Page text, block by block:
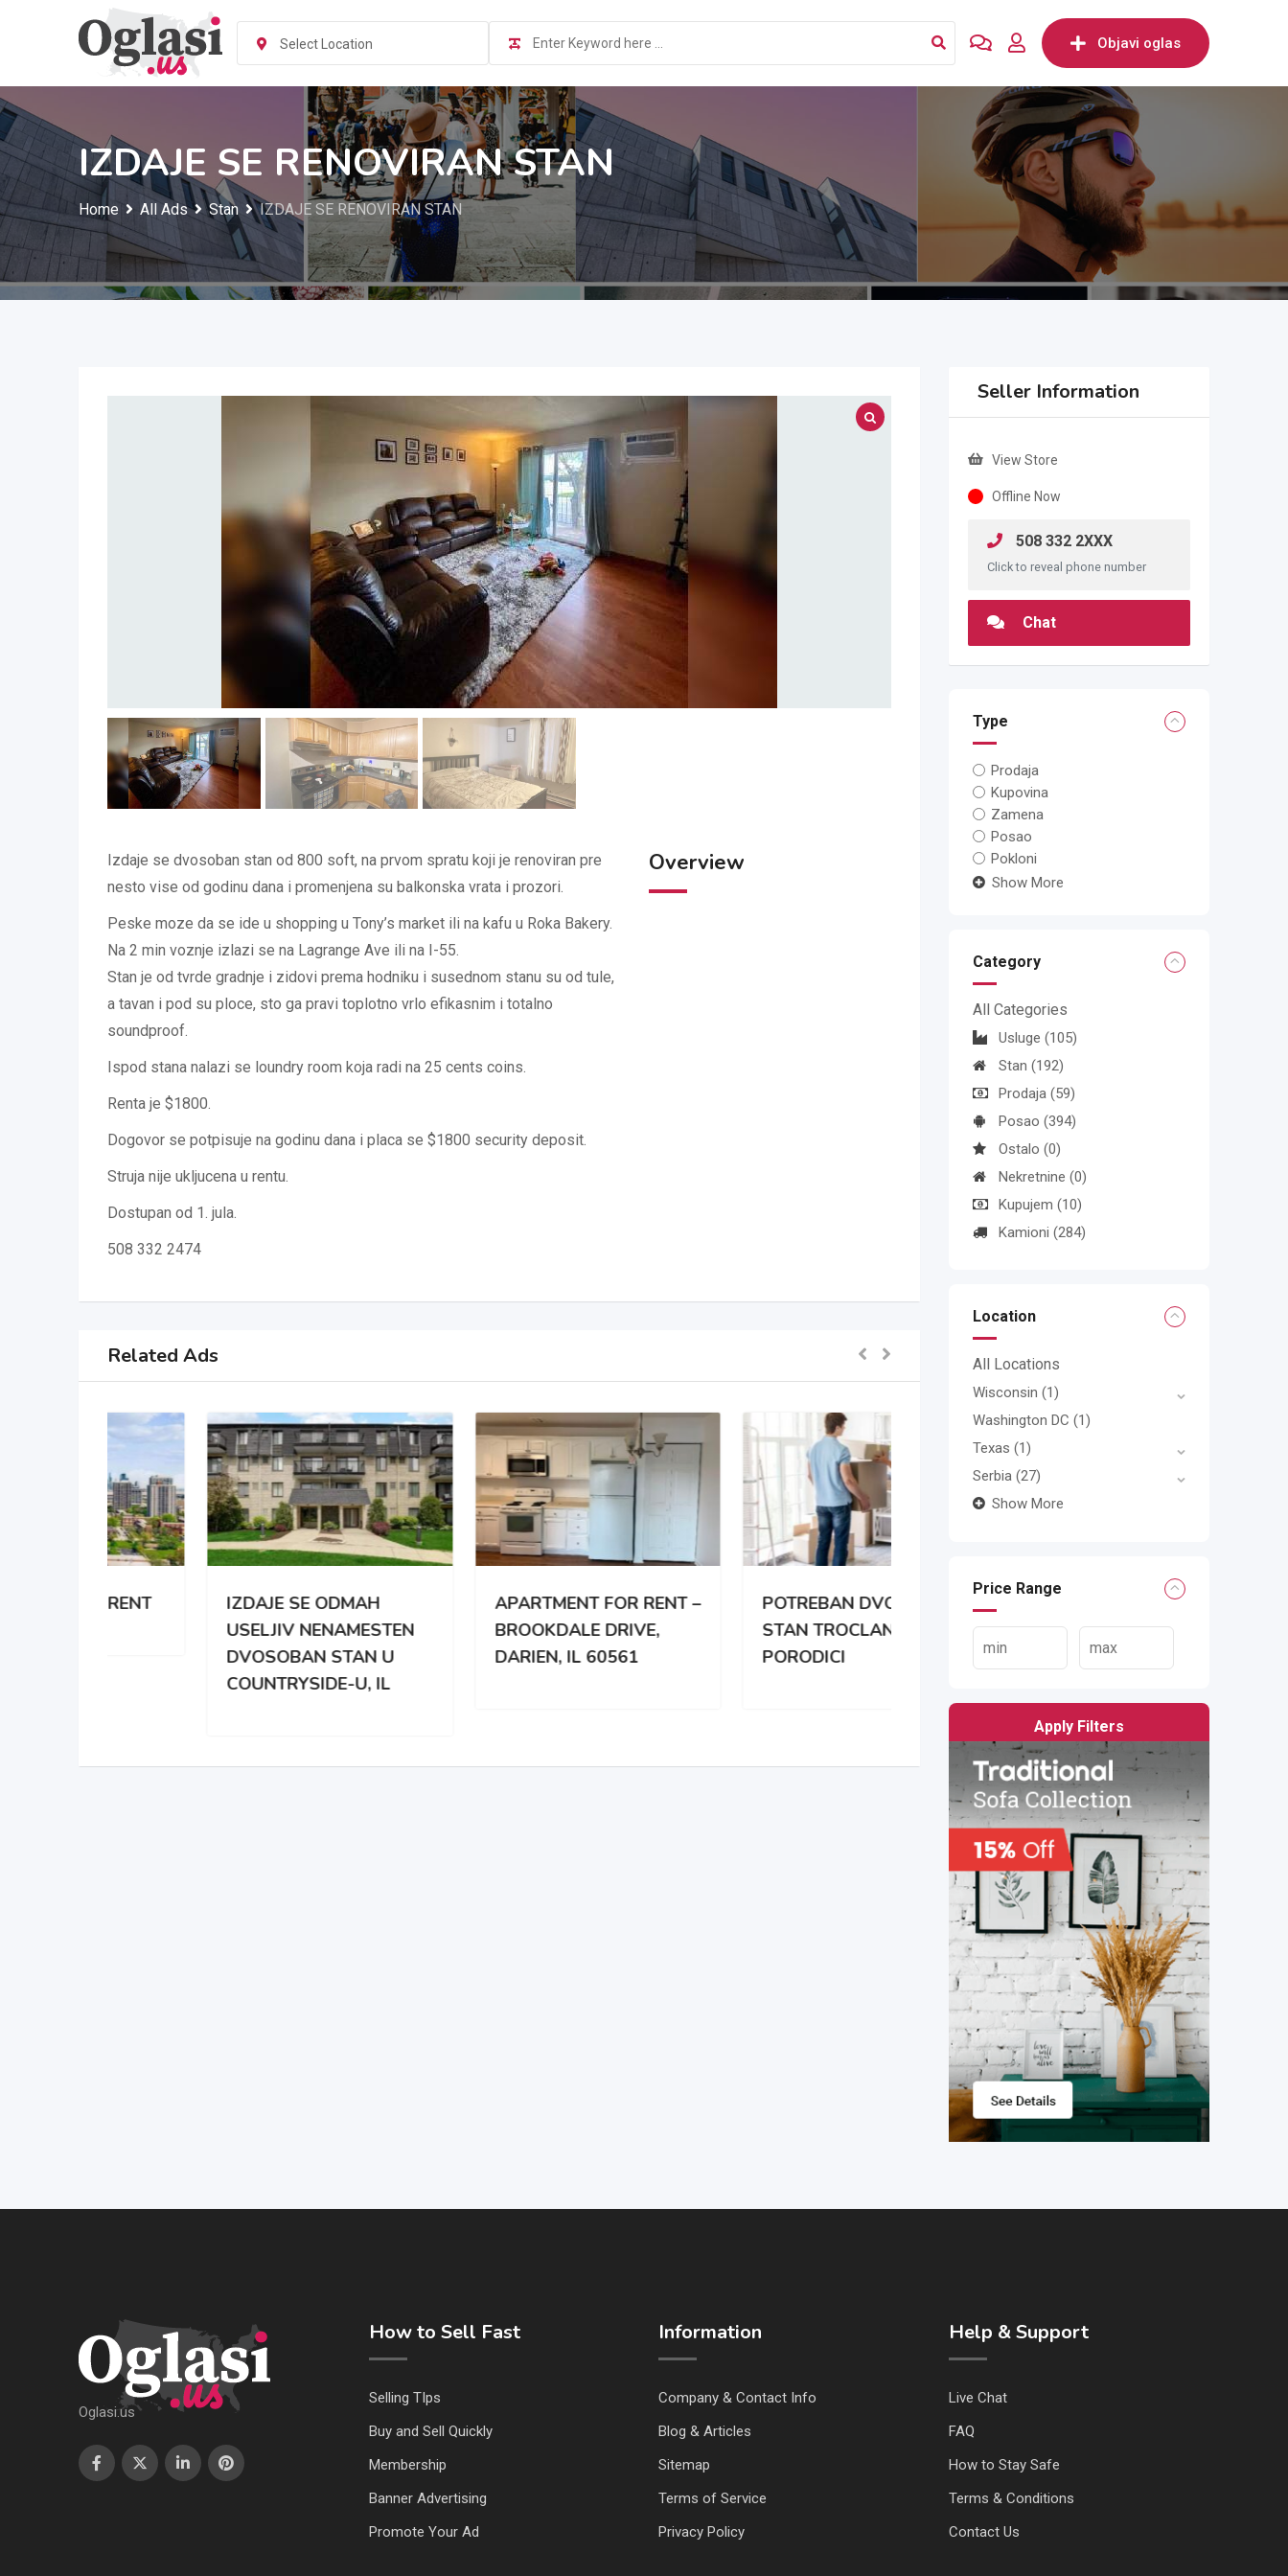
Select Location Objavi oglas
IZDAJE SE RENOVIRAN STAN
Home All Ads Stan IZDAJE SE RENOVIRAN STAN
Izdaje se dvosoban stan od 800 soft, na prvom spratu koji je renoviran pre
nesto vise od godinu dana i promenjena su balkonska vrata i prozori.
Peske moze da se ide u shopping u Tony’s market ili na kafu u Roka Bakery.
Na 2 min voznje izlazi se na Lagrange Ave ili na I-55.
Stan je od tvrde gradnje i zidovi prema hodniku i susednom stanu su od tule,
a tavan i pod su ploce, sto ga pravi toplotno vrlo efikasnim i totalno
soundproof.
Ispod stana nalazi se loundry room koja radi na 25 cents coins.
Renta je $1800.
Dogovor se potpisuje na godinu dana i placa se $1800 security deposit.
Struja nije ukljucena u rentu.
Dostupan od 1. jula.
508 332 2474
Overview
Related Ads
IZDAJE SE ODMAH
USELJIV NENAMESTEN
DVOSOBAN STAN U
COUNTRYSIDE-U, IL
APARTMENT FOR RENT –
BROOKDALE DRIVE,
DARIEN, IL 60561
POTREBAN DVOSOBAN
STAN TROCLANOJ
Seller Information
View Store
Offline Now
508 332 2XXX
Click to reveal phone number
Chat
Type
Prodaja
Kupovina
Zamena
Posao
Pokloni
Show More
Category
All Categories
Usluge (105)
Stan (192)
Prodaja (59)
Posao (394)
Ostalo (0)
Nekretnine (0)
Kupujem (10)
Kamioni (284)
Location
All Locations
Wisconsin (1)
Washington DC (1)
Texas (1)
Serbia (27)
Show More
Price Range
Apply Filters
Oglasi.us
How to Sell Fast
Selling TIps
Buy and Sell Quickly
Membership
Banner Advertising
Promote Your Ad
Information
Company & Contact Info
Blog & Articles
Sitemap
Terms of Service
Privacy Policy
Help & Support
Live Chat
FAQ
How to Stay Safe
Terms & Conditions
Contact Us